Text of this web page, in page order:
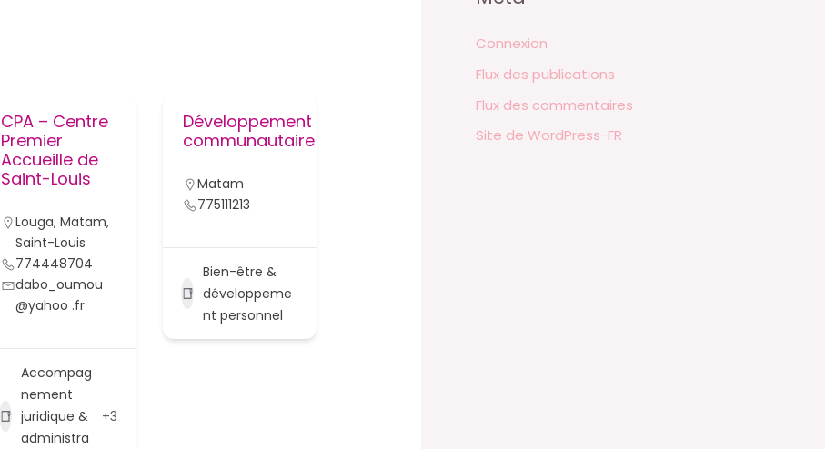
CPA – Centre
Premier
Accueille de
Saint-Louis
Louga,Matam,
Saint-Louis
774448704
dabo_oumou
@yahoo .fr
Accompag
nement
juridique &
administra
+3
Développement
communautaire
Matam
775111213
Bien-être &
développeme
nt personnel
Connexion
Flux des publications
Flux des commentaires
Site de WordPress-FR